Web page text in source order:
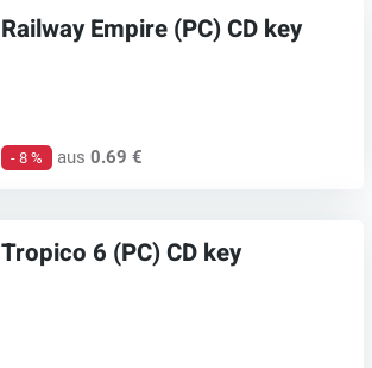
Railway Empire (PC) CD key
- 8 % aus0.69 €
Tropico 6 (PC) CD key